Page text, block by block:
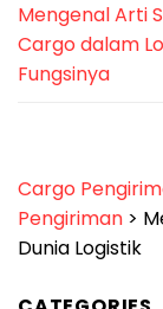
Mengenal Arti
Cargo dalam
Fungsinya
Cargo
Pengiriman >
Dunia Logistik